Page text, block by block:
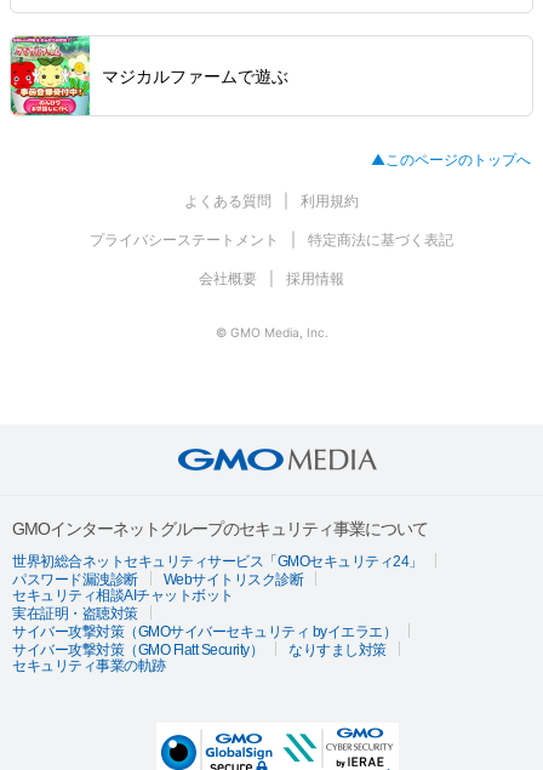
マジカルファームで遊ぶ
▲このページのトップへ
よくある質問 利用規約
プライバシーステートメント 特定商法に基づく表記
会社概要 採用情報
© GMO Media, Inc.
GMOインターネットグループのセキュリティ事業について
世界初総合ネットセキュリティサービス「GMOセキュリティ24」
パスワード漏洩診断
Webサイトリスク診断
セキュリティ相談AIチャットボット
実在証明・盗聴対策
サイバー攻撃対策（GMOサイバーセキュリティ byイエラエ）
サイバー攻撃対策（GMO Flatt Security）
なりすまし対策
セキュリティ事業の軌跡